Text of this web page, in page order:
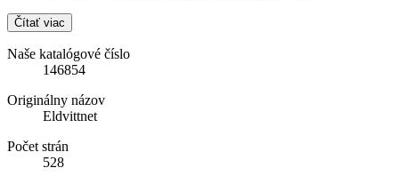
Čítať viac
Naše katalógové číslo
146854
Originálny názov
Eldvittnet
Počet strán
528